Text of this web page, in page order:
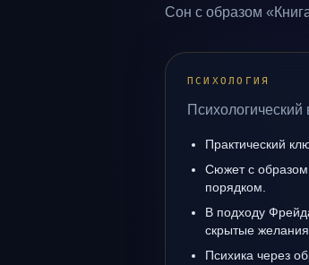
Сон с образом
ПСИХОЛОГИЯ
Психологический
Практический
Сюжет с образом
порядком.
В подходу
скрытые
Психика через